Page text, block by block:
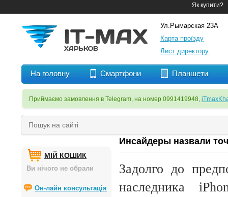
Як купити?
Ул.Рымарская 23А
Карта проїзду
Лист директору
На головну Смартфони Планшети
Приймаємо замовлення в Telegram, на номер 0991419948,
МІЙ КОШИК
Ви нічого не обрали
Он-лайн консультація
Инсайдеры назвали
Задолго до
наследника